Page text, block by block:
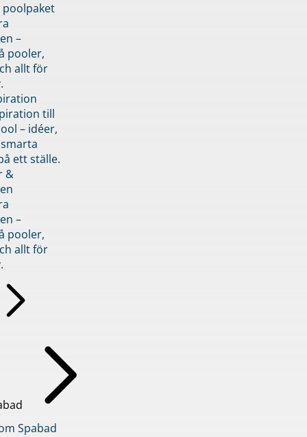
–
pooler,
allt för
till
– idéer,
ett ställe.
&
–
pooler,
allt för
Spabad